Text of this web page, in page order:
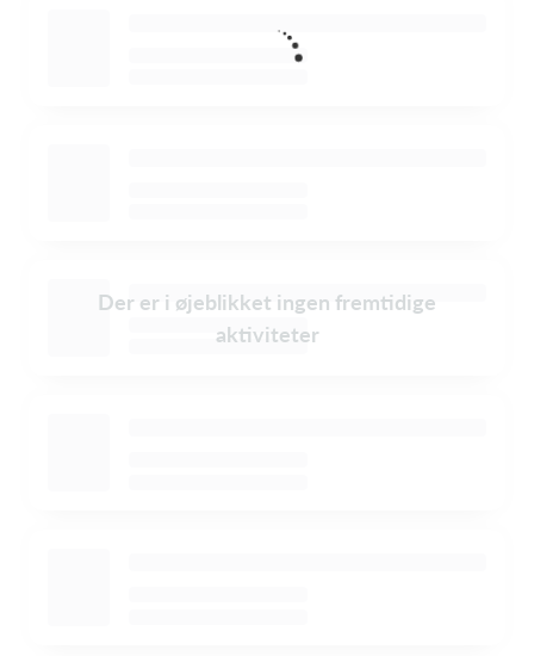
Der er i øjeblikket ingen fremtidige
aktiviteter